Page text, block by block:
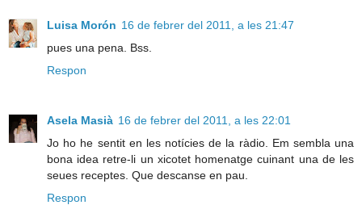
Luisa Morón 16 de febrer del 2011, a les 21:47
pues una pena. Bss.
Respon
Asela Masià 16 de febrer del 2011, a les 22:01
Jo ho he sentit en les notícies de la ràdio. Em sembla una
bona idea retre-li un xicotet homenatge cuinant una de les
seues receptes. Que descanse en pau.
Respon